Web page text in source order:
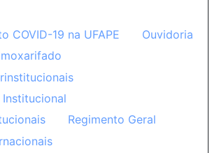
COVID-19 na UFAPE
Ouvidoria
Institucional
Regimento Geral